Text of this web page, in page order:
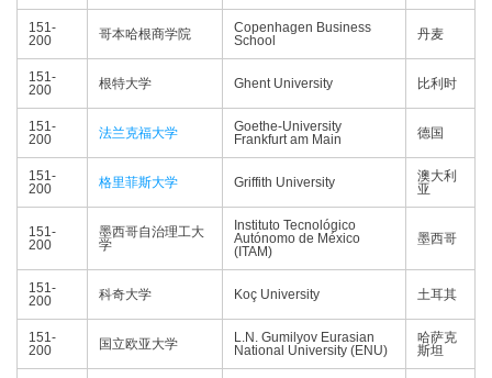
151-
200
哥本哈根商学院
Copenhagen Business
School
丹麦
151-
200
根特大学 Ghent University 比利时
151-
200
法兰克福大学
Goethe-University
Frankfurt am Main
德国
151-
200
格里菲斯大学 Griffith University
澳大利
亚
151-
200
墨西哥自治理工大
学
Instituto Tecnológico
Autónomo de México
(ITAM)
墨西哥
151-
200
科奇大学 Koç University 土耳其
151-
200
国立欧亚大学
L.N. Gumilyov Eurasian
National University (ENU)
哈萨克
斯坦